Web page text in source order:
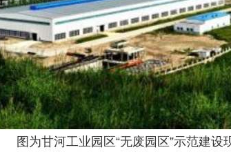
图为甘河工业园区“无废园区”示范建